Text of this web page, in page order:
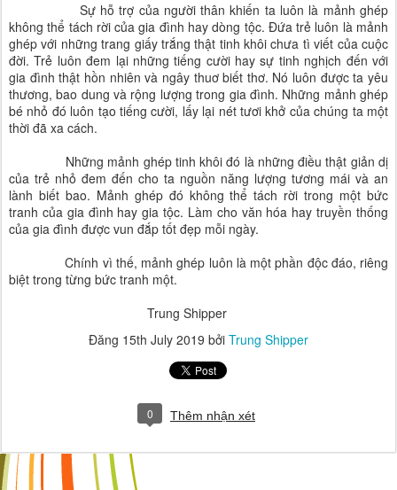
Sự hỗ trợ của người thân khiến ta luôn là mảnh ghép
không thể tách rời của gia đình hay dòng tộc. Đứa trẻ luôn là mảnh
ghép với những trang giấy trắng thật tinh khôi chưa tì viết của cuộc
đời. Trẻ luôn đem lại những tiếng cười hay sự tinh nghịch đến với
gia đình thật hồn nhiên và ngây thuơ biết thơ. Nó luôn được ta yêu
thương, bao dung và rộng lượng trong gia đình. Những mảnh ghép
bé nhỏ đó luôn tạo tiếng cười, lấy lại nét tươi khở của chúng ta một
thời đã xa cách.
Những mảnh ghép tinh khôi đó là những điều thật giản dị
của trẻ nhỏ đem đến cho ta nguồn năng lượng tương mái và an
lành biết bao. Mảnh ghép đó không thể tách rời trong một bức
tranh của gia đình hay gia tộc. Làm cho văn hóa hay truyền thống
của gia đình được vun đắp tốt đẹp mỗi ngày.
Chính vì thế, mảnh ghép luôn là một phần độc đáo, riêng
biệt trong từng bức tranh một.
Trung Shipper
Đăng 15th July 2019 bởi Trung Shipper
0 Thêm nhận xét